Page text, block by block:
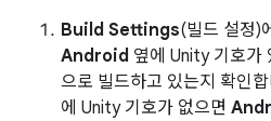
Build Settings(빌드 설정)
Android 옆에 Unity 기호가
으로 빌드하고 있는지 확인
에 Unity 기호가 없으면